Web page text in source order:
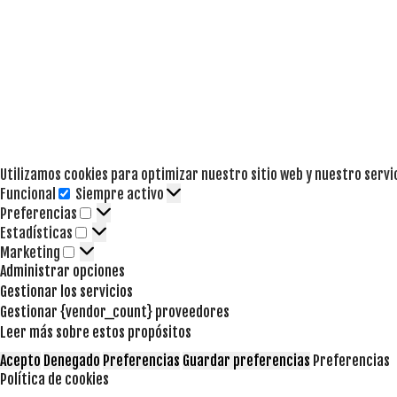
Utilizamos cookies para optimizar nuestro sitio web y nuestro
Funcional
Funcional
Siempre activo
Preferencias
Preferencias
Estadísticas Estadísticas
Marketing Marketing
Administrar opciones
Gestionar los servicios
Gestionar {vendor_count} proveedores
Leer más sobre estos propósitos
Acepto Denegado Preferencias Guardar preferencias Preferencias
Política de cookies